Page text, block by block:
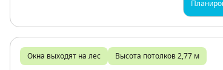
Окна выходят на лес Высота потолков 2,77 м